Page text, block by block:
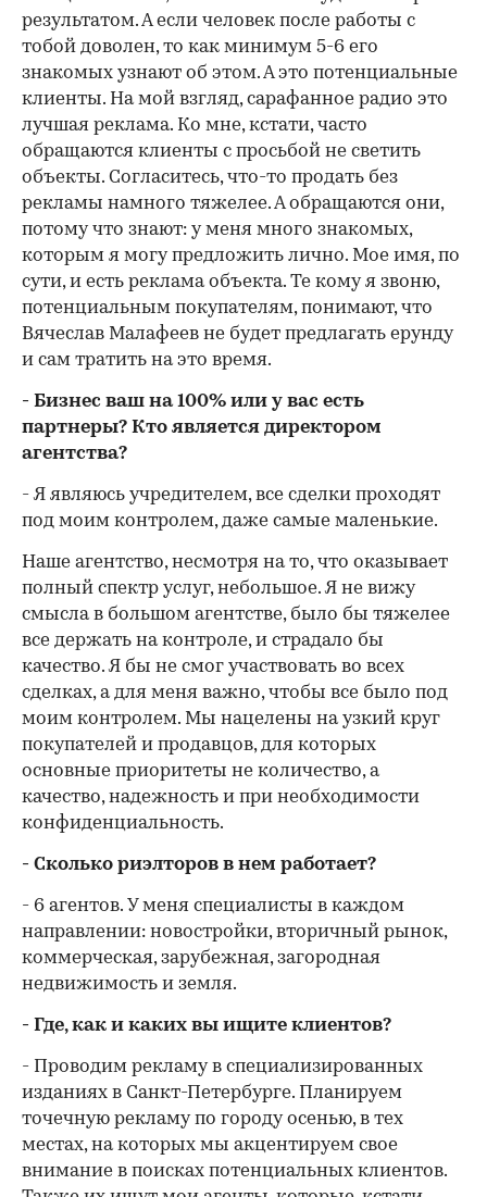
результатом. А если человек после работы с
тобой доволен, то как минимум 5-6 его
знакомых узнают об этом. А это потенциальные
клиенты. На мой взгляд, сарафанное радио это
лучшая реклама. Ко мне, кстати, часто
обращаются клиенты с просьбой не светить
объекты. Согласитесь, что-то продать без
рекламы намного тяжелее. А обращаются они,
потому что знают: у меня много знакомых,
которым я могу предложить лично. Мое имя, по
сути, и есть реклама объекта. Те кому я звоню,
потенциальным покупателям, понимают, что
Вячеслав Малафеев не будет предлагать ерунду
и сам тратить на это время.
- Бизнес ваш на 100% или у вас есть
партнеры? Кто является директором
агентства?
- Я являюсь учредителем, все сделки проходят
под моим контролем, даже самые маленькие.
Наше агентство, несмотря на то, что оказывает
полный спектр услуг, небольшое. Я не вижу
смысла в большом агентстве, было бы тяжелее
все держать на контроле, и страдало бы
качество. Я бы не смог участвовать во всех
сделках, а для меня важно, чтобы все было под
моим контролем. Мы нацелены на узкий круг
покупателей и продавцов, для которых
основные приоритеты не количество, а
качество, надежность и при необходимости
конфиденциальность.
- Сколько риэлторов в нем работает?
- 6 агентов. У меня специалисты в каждом
направлении: новостройки, вторичный рынок,
коммерческая, зарубежная, загородная
недвижимость и земля.
- Где, как и каких вы ищите клиентов?
- Проводим рекламу в специализированных
изданиях в Санкт-Петербурге. Планируем
точечную рекламу по городу осенью, в тех
местах, на которых мы акцентируем свое
внимание в поисках потенциальных клиентов.